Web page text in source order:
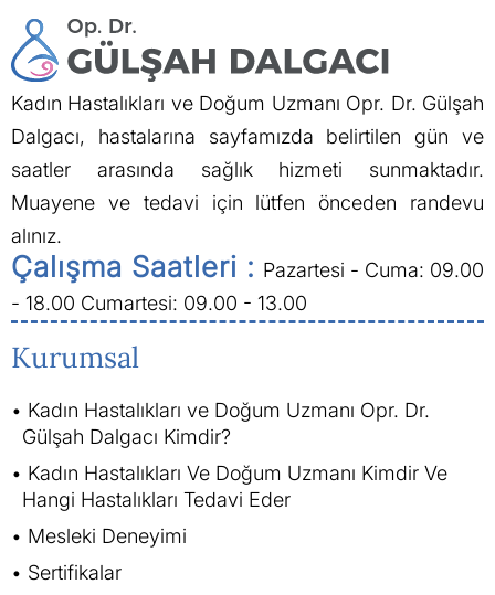
Kadın Hastalıkları ve Doğum Uzmanı Opr. Dr. Gülşah
Dalgacı, hastalarına sayfamızda belirtilen gün ve
saatler arasında sağlık hizmeti sunmaktadır.
Muayene ve tedavi için lütfen önceden randevu
alınız.
Çalışma Saatleri : Pazartesi - Cuma: 09.00
- 18.00 Cumartesi: 09.00 - 13.00
Kurumsal
Kadın Hastalıkları ve Doğum Uzmanı Opr. Dr.
Gülşah Dalgacı Kimdir?
Kadın Hastalıkları Ve Doğum Uzmanı Kimdir Ve
Hangi Hastalıkları Tedavi Eder
Mesleki Deneyimi
Sertifikalar